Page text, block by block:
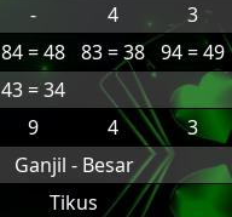
- 4 3
84 = 48 83 = 38
94 = 49
43 = 34
9 4
3
Ganjil - Besar
Tikus